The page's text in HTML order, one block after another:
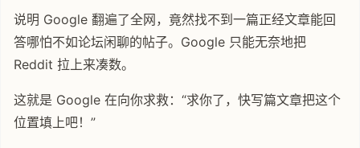
说明 Google 翻遍了全网，竟然找不到一篇正经文章能回
答哪怕不如论坛闲聊的帖子。Google 只能无奈地把
Reddit 拉上来凑数。
这就是 Google 在向你求救：“求你了，快写篇文章把这个
位置填上吧！”